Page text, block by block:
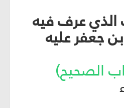
الذي عرف فيه
جعفر عليه
الصحيح)